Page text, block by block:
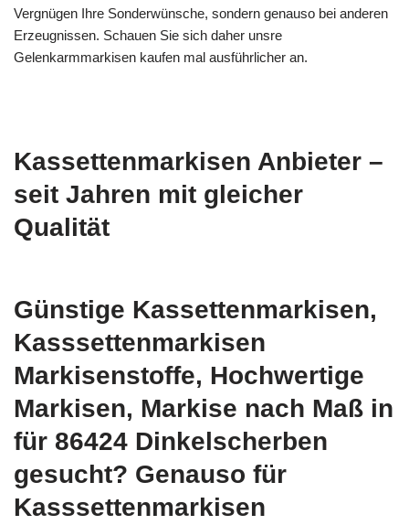
Vergnügen Ihre Sonderwünsche, sondern genauso bei anderen
Erzeugnissen. Schauen Sie sich daher unsre
Gelenkarmmarkisen kaufen mal ausführlicher an.
Kassettenmarkisen Anbieter –
seit Jahren mit gleicher
Qualität
Günstige Kassettenmarkisen,
Kasssettenmarkisen
Markisenstoffe, Hochwertige
Markisen, Markise nach Maß in
für 86424 Dinkelscherben
gesucht? Genauso für
Kasssettenmarkisen